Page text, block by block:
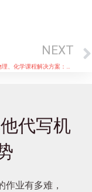
NEXT
留学生编程、物理、化学课程解决方案：专业代写服务，让学术难题不再困扰
代写机
业有多难，